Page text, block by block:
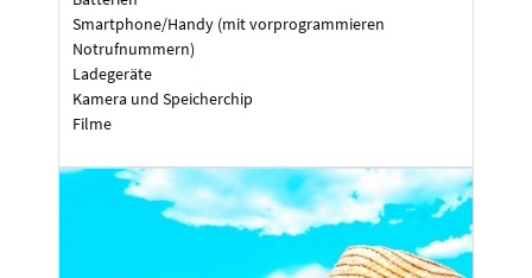
Smartphone/Handy (mit vorprogrammieren
Notrufnummern)
Ladegeräte
Kamera und Speicherchip
Filme